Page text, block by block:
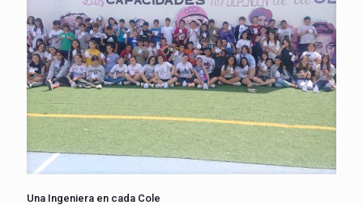
Una Ingeniera en cada Cole